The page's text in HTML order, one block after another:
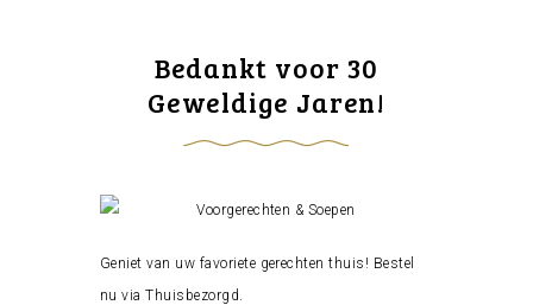
Bedankt voor 30
Geweldige Jaren!
Geniet van uw favoriete gerechten thuis! Bestel
nu viaThuisbezorgd